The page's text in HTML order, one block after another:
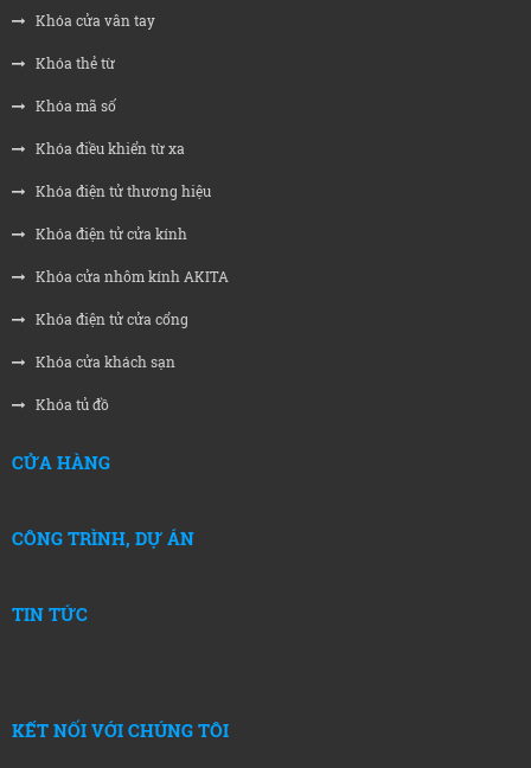
Khóa cửa vân tay
Khóa thẻ từ
Khóa mã số
Khóa điều khiển từ xa
Khóa điện tử thương hiệu
Khóa điện tử cửa kính
Khóa cửa nhôm kính AKITA
Khóa điện tử cửa cổng
Khóa cửa khách sạn
Khóa tủ đồ
CỬA HÀNG
CÔNG TRÌNH, DỰ ÁN
TIN TỨC
KẾT NỐI VỚI CHÚNG TÔI